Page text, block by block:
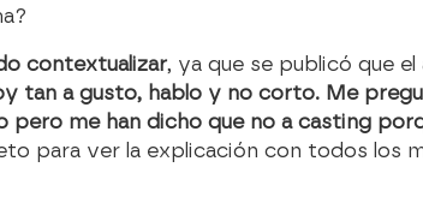
contextualizar, ya que se publicó que
tan a gusto, hablo y no corto. Me
me han dicho que no a casting
para ver la explicación con todos los